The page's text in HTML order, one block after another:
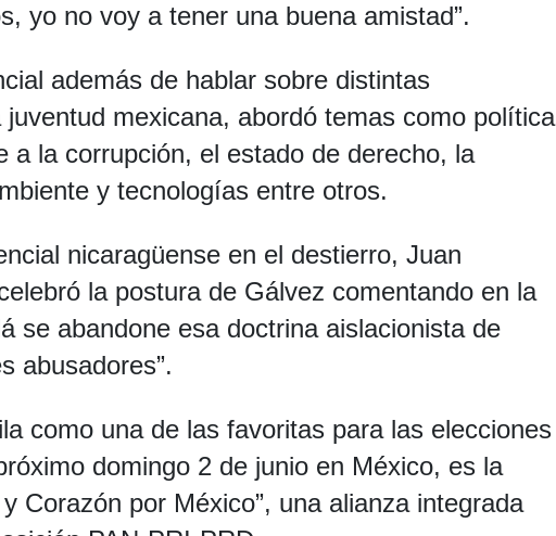
yo no voy a tener una buena amistad”.
además de hablar sobre distintas
mexicana, abordó temas como política
a la corrupción, el estado de derecho, la
y tecnologías entre otros.
nicaragüense en el destierro, Juan
la postura de Gálvez comentando en la
se abandone esa doctrina aislacionista de
abusadores”.
como una de las favoritas para las elecciones
domingo 2 de junio en México, es la
Corazón por México”, una alianza integrada